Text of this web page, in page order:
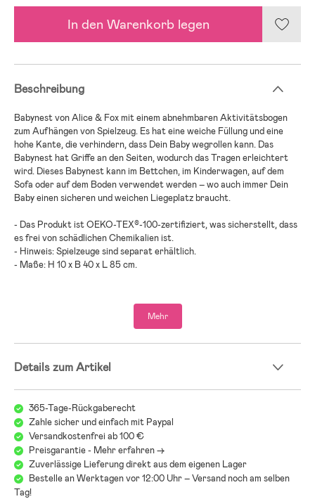
In den Warenkorb legen
Beschreibung
Babynest von Alice & Fox mit einem abnehmbaren Aktivitätsbogen
zum Aufhängen von Spielzeug. Es hat eine weiche Füllung und eine
hohe Kante, die verhindern, dass Dein Baby wegrollen kann. Das
Babynest hat Griffe an den Seiten, wodurch das Tragen erleichtert
wird. Dieses Babynest kann im Bettchen, im Kinderwagen, auf dem
Sofa oder auf dem Boden verwendet werden – wo auch immer Dein
Baby einen sicheren und weichen Liegeplatz braucht.
- Das Produkt ist OEKO-TEX®-100-zertifiziert, was sicherstellt, dass
es frei von schädlichen Chemikalien ist.
- Hinweis: Spielzeuge sind separat erhältlich.
- Maße: H 10 x B 40 x L 85 cm.
- Baumwolle, PP-Kunststoff, Polyester.
Mehr
Details zum Artikel
365-Tage-Rückgaberecht
Zahle sicher und einfach mit Paypal
Versandkostenfrei ab 100 €
Preisgarantie - Mehr erfahren ->
Zuverlässige Lieferung direkt aus dem eigenen Lager
Bestelle an Werktagen vor 12:00 Uhr – Versand noch am selben
Tag!